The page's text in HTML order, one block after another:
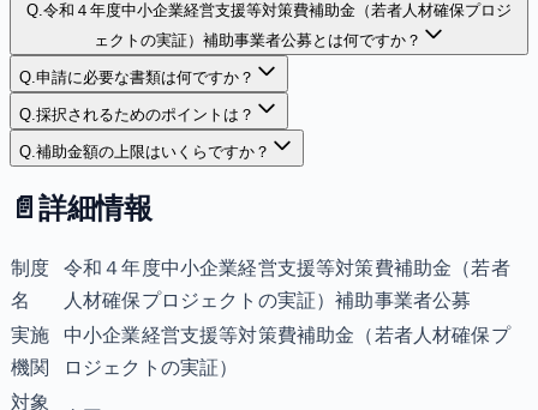
Q.令和４年度中小企業経営支援等対策費補助金（若者人材確保プロジ
ェクトの実証）補助事業者公募とは何ですか？
Q.申請に必要な書類は何ですか？
Q.採択されるためのポイントは？
Q.補助金額の上限はいくらですか？
📄 詳細情報
制度
名
令和４年度中小企業経営支援等対策費補助金（若者
人材確保プロジェクトの実証）補助事業者公募
実施
機関
中小企業経営支援等対策費補助金（若者人材確保プ
ロジェクトの実証）
対象